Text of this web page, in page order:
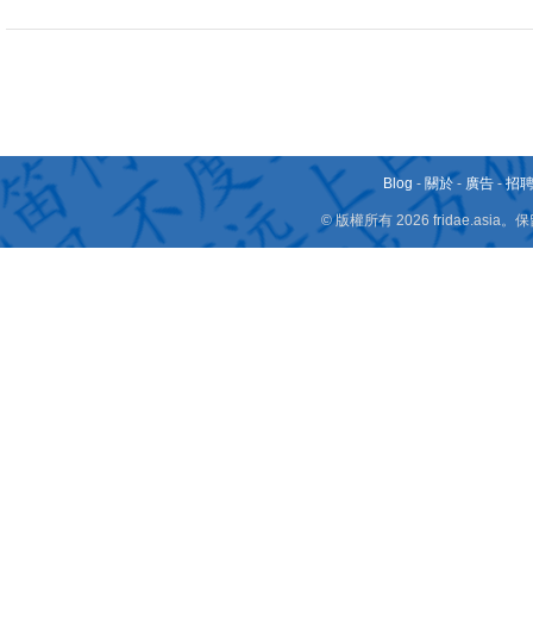
Blog - 關於 - 廣告 -招
© 版權所有 2026 fridae.asia。